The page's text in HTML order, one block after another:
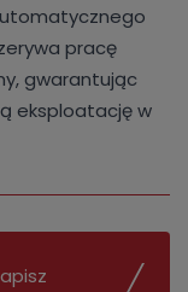
pracę
gwarantując
eksploatację w